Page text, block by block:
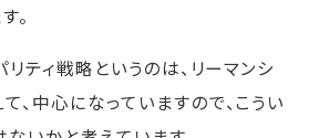
。
ティ戦略というのは、リーマンシ
、中心になっていますので、こうい